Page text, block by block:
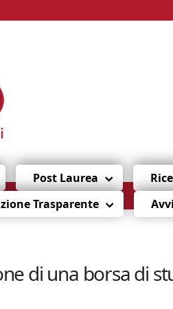
Post Laurea
Trasparente
di una borsa di